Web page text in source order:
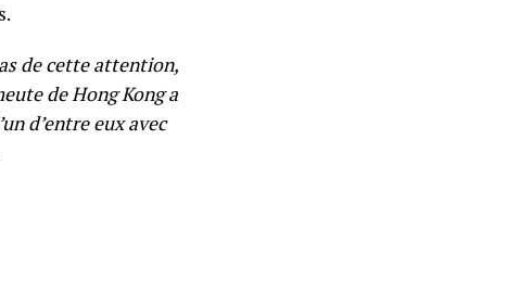
de cette attention,
de Hong Kong a
d’entre eux avec